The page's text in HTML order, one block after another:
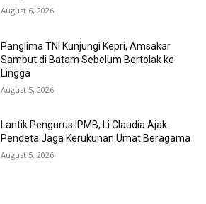
August 6, 2026
Panglima TNI Kunjungi Kepri, Amsakar
Sambut di Batam Sebelum Bertolak ke
Lingga
August 5, 2026
Lantik Pengurus IPMB, Li Claudia Ajak
Pendeta Jaga Kerukunan Umat Beragama
August 5, 2026